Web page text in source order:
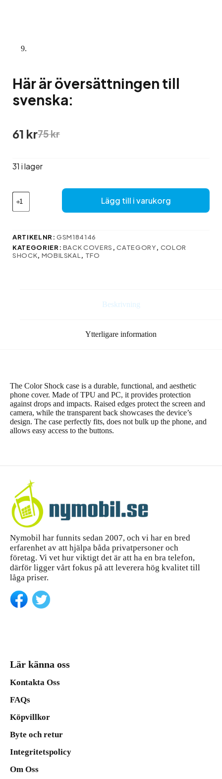
Här är översättningen till
svenska:
75kr
Det
ursprungliga
var:
61 krDet
nuvarande
är:
31 i lager
Här
är
översättningen
svenska:
Lägg till i varukorg
ARTIKELNR:GSM184146
KATEGORIER: BACK COVERS ,CATEGORY, COLOR
SHOCK, MOBILSKAL , TFO
Beskrivning
Ytterligare information
The Color Shock case is a durable, functional, and aesthetic
phone cover. Made of TPU and PC, it provides protection
against drops and impacts. Raised edges protect the screen and
camera, while the transparent back showcases the device’s
design. The case perfectly fits, does not bulk up the phone, and
allows easy access to the buttons.
Nymobil har funnits sedan 2007, och vi har en bred
erfarenhet av att hjälpa båda privatpersoner och
företag. Vi vet hur viktigt det är att ha en bra telefon,
därför ligger vårt fokus på att leverera hög kvalitet till
låga priser.
Lär känna oss
Kontakta Oss
FAQs
Köpvillkor
Byte och retur
Integritetspolicy
Om Oss